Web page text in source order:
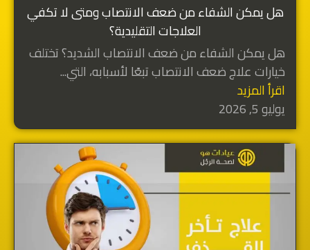
هل يمكن الشفاء من ضعف الانتصاب ومتى لا تكفي
العلاجات التقليدية؟
هل يمكن الشفاء من ضعف الانتصاب الشديد؟ تختلف
خيارات علاج ضعف الانتصاب تبعًا لأسبابه، التي...
اقرأ المزيد
يوليو 5, 2026